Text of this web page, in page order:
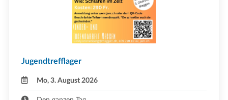
Jugendtrefflager
Mo, 3. August 2026